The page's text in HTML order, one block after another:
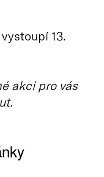
13.
akci pro vás